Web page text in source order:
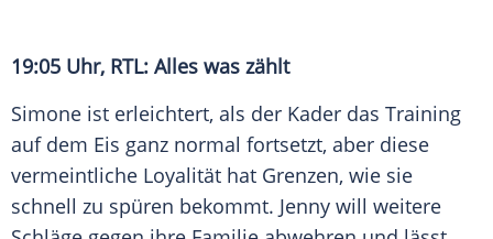
19:05 Uhr, RTL: Alles was zählt
Simone ist erleichtert, als der Kader das Training
auf dem Eis ganz normal fortsetzt, aber diese
vermeintliche Loyalität hat Grenzen, wie sie
schnell zu spüren bekommt. Jenny will weitere